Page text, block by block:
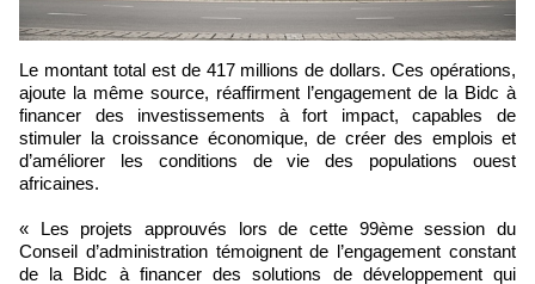
Le montant total est de 417 millions de dollars. Ces opérations,
ajoute la même source, réaffirment l’engagement de la Bidc à
financer des investissements à fort impact, capables de
stimuler la croissance économique, de créer des emplois et
d’améliorer les conditions de vie des populations ouest
africaines.
« Les projets approuvés lors de cette 99ème session du
Conseil d’administration témoignent de l’engagement constant
de la Bidc à financer des solutions de développement qui